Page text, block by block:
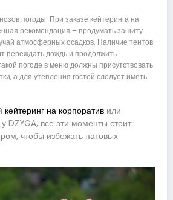
погоды. При заказе кейтеринга на
рекомендация – продумать защиту
атмосферных осадков. Наличие тентов
переждать дождь и продолжить
погоде в меню должны присутствовать
а для утепления гостей следует иметь
кейтеринг на корпоратив или
DZYGA, все эти моменты стоит
чтобы избежать патовых